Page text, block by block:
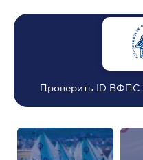
Проверить ID ВФПС